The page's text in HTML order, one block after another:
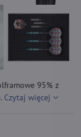
95% z
Czytaj więcej